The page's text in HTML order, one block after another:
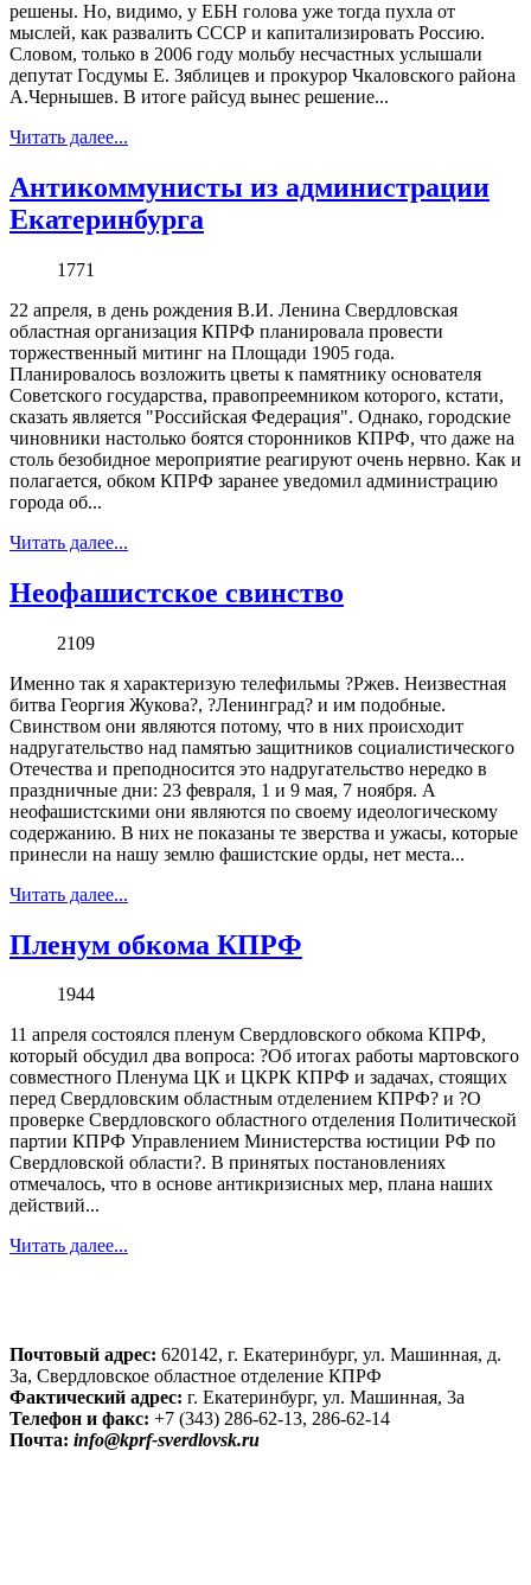
решены. Но, видимо, у ЕБН голова уже тогда пухла от
мыслей, как развалить СССР и капитализировать Россию.
Словом, только в 2006 году мольбу несчастных услышали
депутат Госдумы Е. Зяблицев и прокурор Чкаловского района
А.Чернышев. В итоге райсуд вынес решение...
Читать далее...
Антикоммунисты из администрации
Екатеринбурга
1771
22 апреля, в день рождения В.И. Ленина Свердловская
областная организация КПРФ планировала провести
торжественный митинг на Площади 1905 года.
Планировалось возложить цветы к памятнику основателя
Советского государства, правопреемником которого, кстати,
сказать является "Российская Федерация". Однако, городские
чиновники настолько боятся сторонников КПРФ, что даже на
столь безобидное мероприятие реагируют очень нервно. Как и
полагается, обком КПРФ заранее уведомил администрацию
города об...
Читать далее...
Неофашистское свинство
2109
Именно так я характеризую телефильмы ?Ржев. Неизвестная
битва Георгия Жукова?, ?Ленинград? и им подобные.
Свинством они являются потому, что в них происходит
надругательство над памятью защитников социалистического
Отечества и преподносится это надругательство нередко в
праздничные дни: 23 февраля, 1 и 9 мая, 7 ноября. А
неофашистскими они являются по своему идеологическому
содержанию. В них не показаны те зверства и ужасы, которые
принесли на нашу землю фашистские орды, нет места...
Читать далее...
Пленум обкома КПРФ
1944
11 апреля состоялся пленум Свердловского обкома КПРФ,
который обсудил два вопроса: ?Об итогах работы мартовского
совместного Пленума ЦК и ЦКРК КПРФ и задачах, стоящих
перед Свердловским областным отделением КПРФ? и ?О
проверке Свердловского областного отделения Политической
партии КПРФ Управлением Министерства юстиции РФ по
Свердловской области?. В принятых постановлениях
отмечалось, что в основе антикризисных мер, плана наших
действий...
Читать далее...
Почтовый адрес: 620142, г. Екатеринбург, ул. Машинная, д.
3а, Свердловское областное отделение КПРФ
Фактический адрес: г. Екатеринбург, ул. Машинная, 3а
Телефон и факс: +7 (343) 286-62-13, 286-62-14
Почта: info@kprf-sverdlovsk.ru